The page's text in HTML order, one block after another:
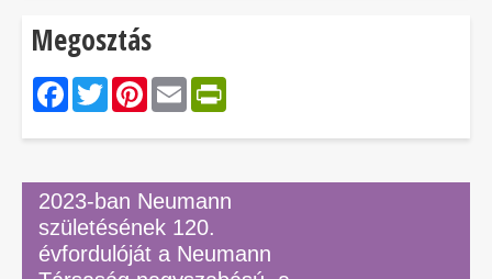
Megosztás
Facebook
Twitter
Pinterest
Email
2023-ban Neumann
születésének 120.
évfordulóját a Neumann